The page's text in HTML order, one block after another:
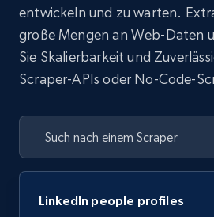
entwickeln und zu warten.
große Mengen an Web-Daten
Sie Skalierbarkeit und
Scraper-APIs oder No-Code-
LinkedIn people profiles